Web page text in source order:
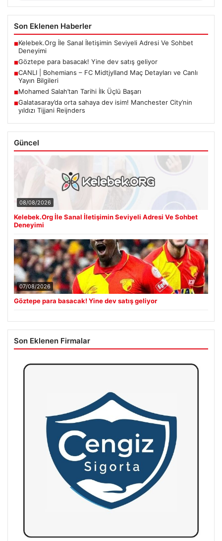
Son Eklenen Haberler
■Kelebek.Org İle Sanal İletişimin Seviyeli Adresi Ve Sohbet
Deneyimi
■Göztepe para basacak! Yine dev satış geliyor
■CANLI | Bohemians – FC Midtjylland Maç Detayları ve Canlı
Yayın Bilgileri
■Mohamed Salah’tan Tarihi İlk Üçlü Başarı
■Galatasaray’da orta sahaya dev isim! Manchester City’nin
yıldızı Tijjani Reijnders
Güncel
08/08/2026
Kelebek.Org İle Sanal İletişimin Seviyeli Adresi Ve Sohbet
Deneyimi
07/08/2026
Göztepe para basacak! Yine dev satış geliyor
Son Eklenen Firmalar